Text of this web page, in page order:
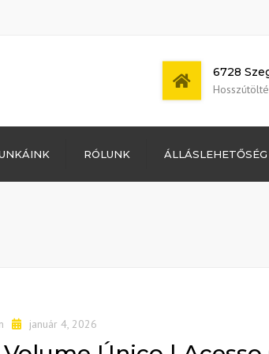
Bejegyzések
Mon -
6728
RÓLUNK ÁLLÁSLEHETŐSÉG
január 4, 2026